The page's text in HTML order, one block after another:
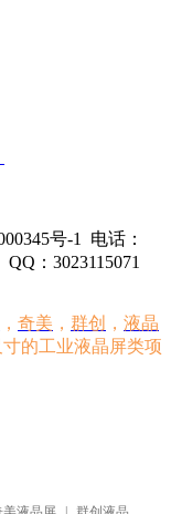
号-1
电话：
：3023115071
， 奇美 ， 群创 ， 液晶
的工业液晶屏类项